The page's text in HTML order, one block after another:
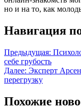
но и на то, как
Навигация
Предыдущая:
себе грубость
Далее: Эксперт
перегрузку
Похожие